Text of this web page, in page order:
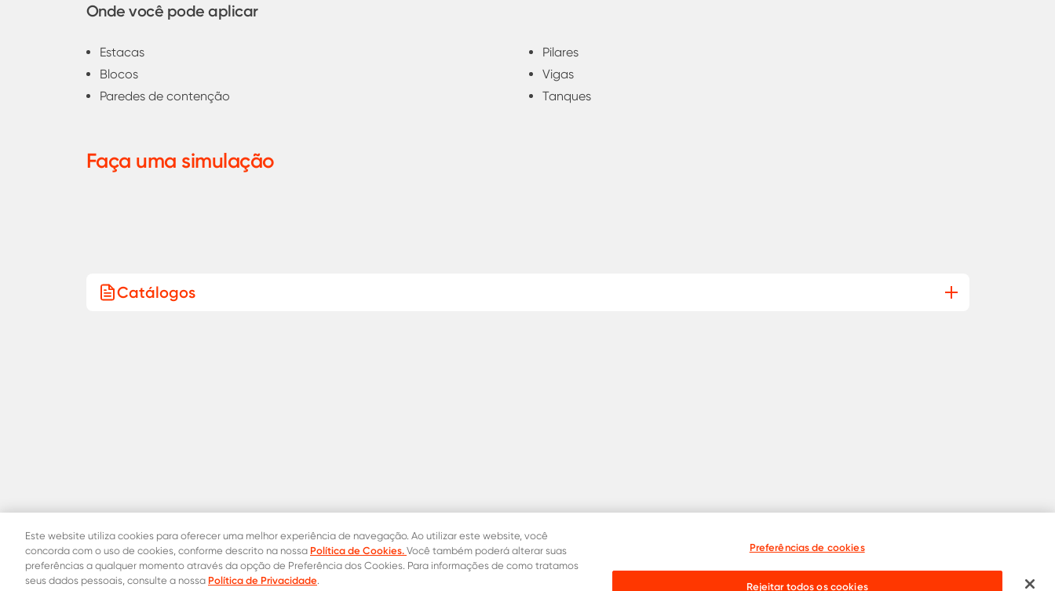
Onde você pode aplicar
Estacas
Blocos
Paredes de contenção
Pilares
Vigas
Tanques
Faça uma simulação
Catálogos
Este website utiliza cookies para oferecer uma melhor experiência de navegação. Ao utilizar este website, você
concorda com o uso de cookies, conforme descrito na nossa Política de Cookies. Você também poderá alterar suas
preferências a qualquer momento através da opção de Preferência dos Cookies. Para informações de como tratamos
seus dados pessoais, consulte a nossa Política de Privacidade.
Preferências de cookies
Rejeitar todos os cookies